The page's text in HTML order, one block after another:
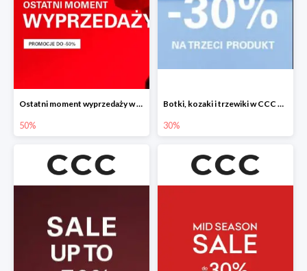
Ostatni moment wyprzedaży w CCC do -50%
50%
Botki, kozaki i trzewiki w CCC do -30%
30%